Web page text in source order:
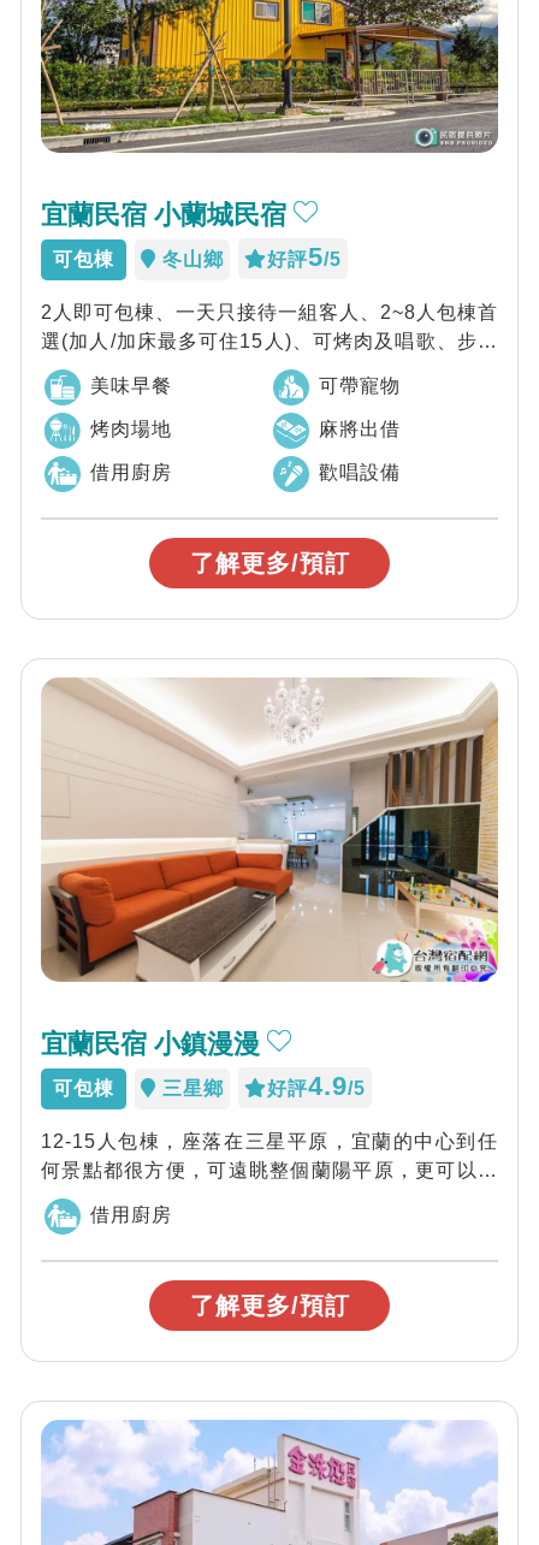
宜蘭民宿 小蘭城民宿
可包棟 冬山鄉 好評5/5
2人即可包棟、一天只接待一組客人、2~8人包棟首
選(加人/加床最多可住15人)、可烤肉及唱歌、步行
即可到達假日夜市(週六晚上)，在...
美味早餐 可帶寵物
烤肉場地 麻將出借
借用廚房 歡唱設備
了解更多/預訂
宜蘭民宿 小鎮漫漫
可包棟 三星鄉 好評4.9/5
12-15人包棟，座落在三星平原，宜蘭的中心到任
何景點都很方便，可遠眺整個蘭陽平原，更可以看
到宜蘭的地標龜山島，來到小鎮漫漫一定讓...
借用廚房
了解更多/預訂